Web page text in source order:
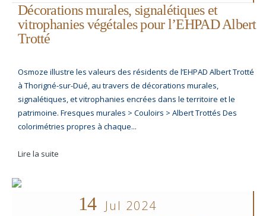
Décorations murales, signalétiques et
vitrophanies végétales pour l’EHPAD Albert
Trotté
Osmoze illustre les valeurs des résidents de l’EHPAD Albert Trotté
à Thorigné-sur-Dué, au travers de décorations murales,
signalétiques, et vitrophanies encrées dans le territoire et le
patrimoine. Fresques murales > Couloirs > Albert Trottés Des
colorimétries propres à chaque...
Lire la suite
14 Jul 2024